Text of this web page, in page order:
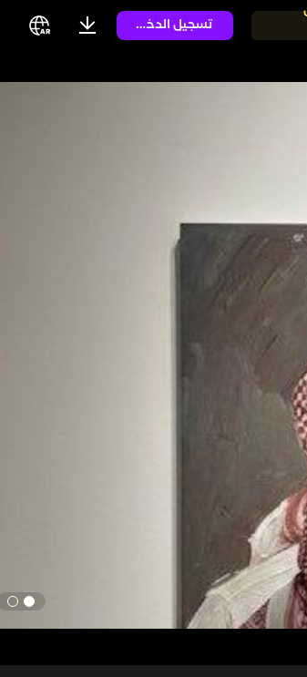
تسجيل الدخول